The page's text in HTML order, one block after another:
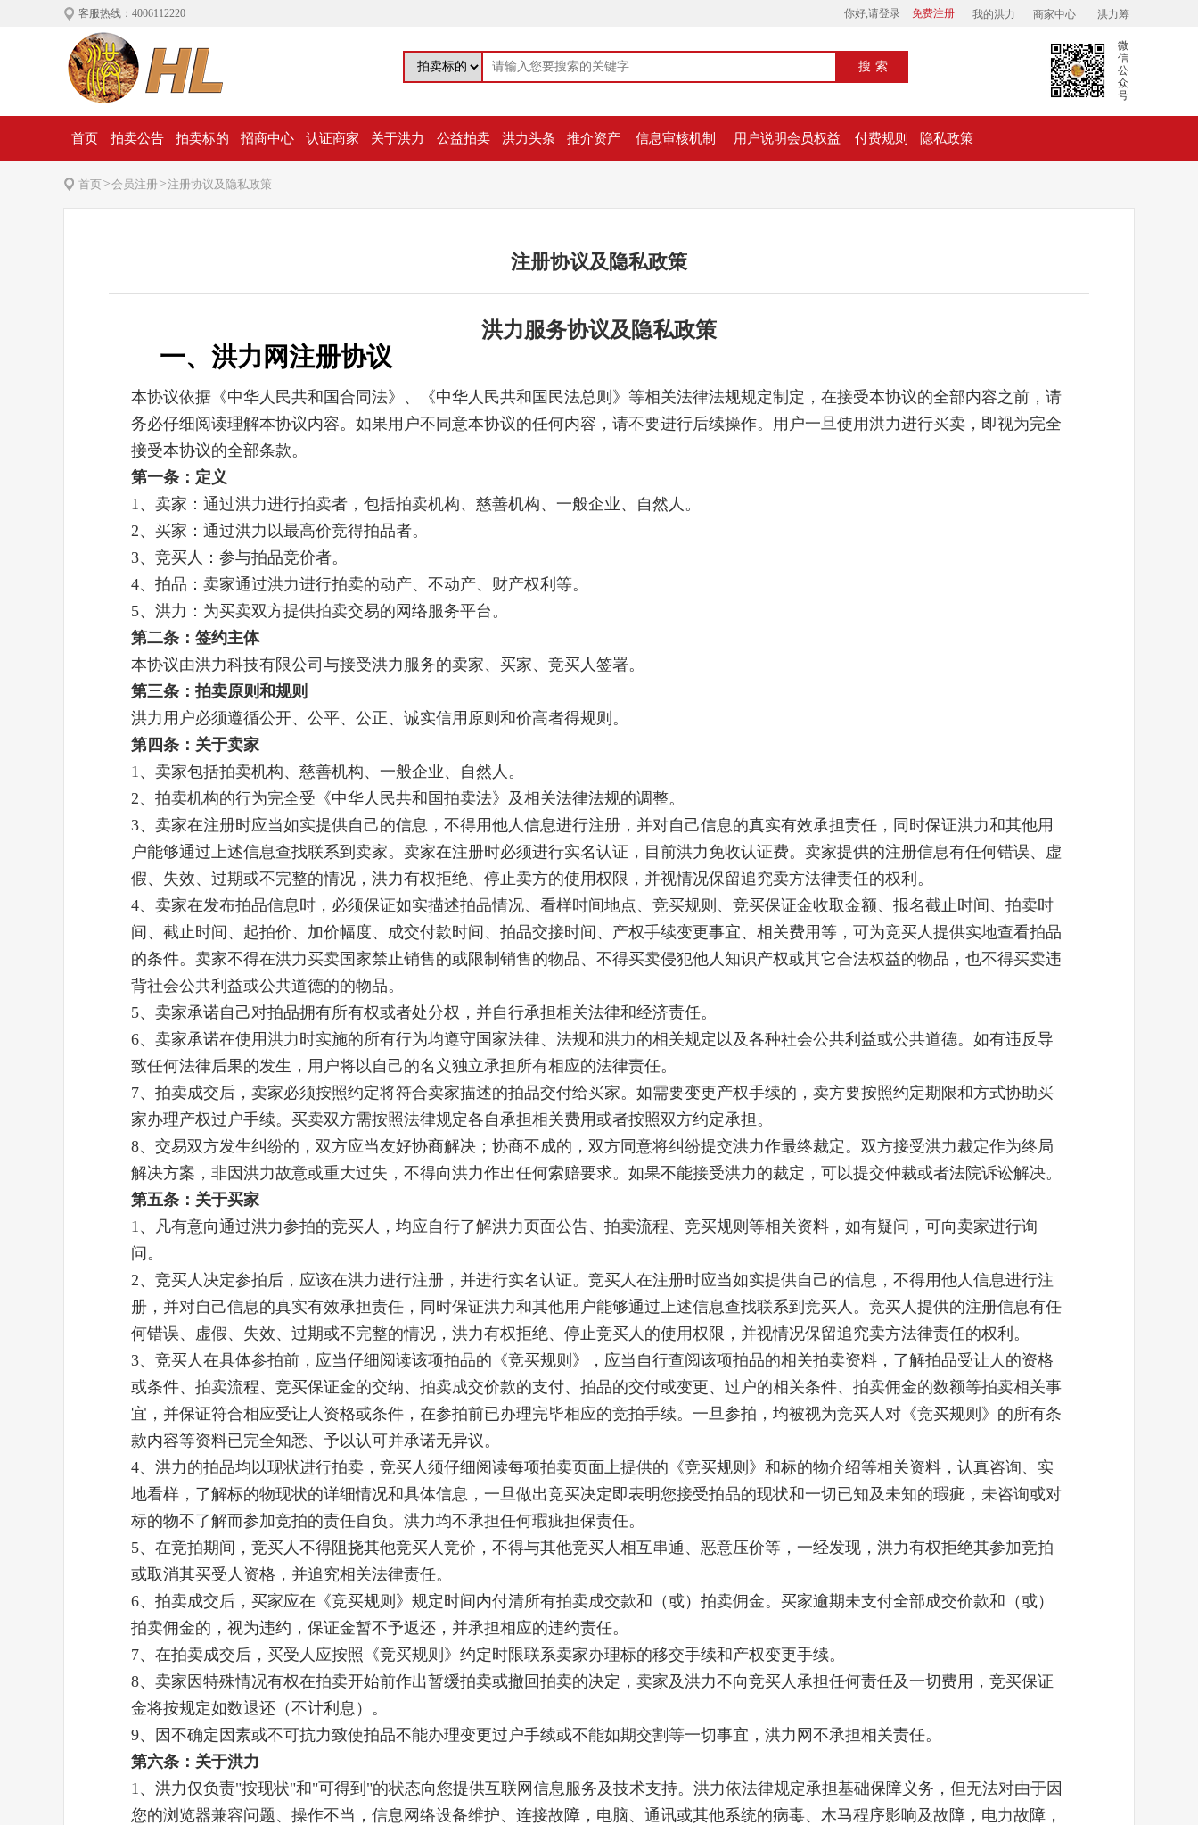
客服热线：4006112220 你好,请登录 免费注册 我的洪力 商家中心 洪力筹
搜索
微
信
公
众
号
首页 拍卖公告 拍卖标的 招商中心 认证商家 关于洪力 公益拍卖 洪力头条 推介资产 信息审核机制 用户说明会员权益 付费规则 隐私政策
首页>会员注册 >注册协议及隐私政策
注册协议及隐私政策
洪力服务协议及隐私政策
一、洪力网注册协议
本协议依据《中华人民共和国合同法》、《中华人民共和国民法总则》等相关法律法规规定制定，在接受本协议的全部内容之前，请
务必仔细阅读理解本协议内容。如果用户不同意本协议的任何内容，请不要进行后续操作。用户一旦使用洪力进行买卖，即视为完全
接受本协议的全部条款。
第一条：定义
1、卖家：通过洪力进行拍卖者，包括拍卖机构、慈善机构、一般企业、自然人。
2、买家：通过洪力以最高价竞得拍品者。
3、竞买人：参与拍品竞价者。
4、拍品：卖家通过洪力进行拍卖的动产、不动产、财产权利等。
5、洪力：为买卖双方提供拍卖交易的网络服务平台。
第二条：签约主体
本协议由洪力科技有限公司与接受洪力服务的卖家、买家、竞买人签署。
第三条：拍卖原则和规则
洪力用户必须遵循公开、公平、公正、诚实信用原则和价高者得规则。
第四条：关于卖家
1、卖家包括拍卖机构、慈善机构、一般企业、自然人。
2、拍卖机构的行为完全受《中华人民共和国拍卖法》及相关法律法规的调整。
3、卖家在注册时应当如实提供自己的信息，不得用他人信息进行注册，并对自己信息的真实有效承担责任，同时保证洪力和其他用
户能够通过上述信息查找联系到卖家。卖家在注册时必须进行实名认证，目前洪力免收认证费。卖家提供的注册信息有任何错误、虚
假、失效、过期或不完整的情况，洪力有权拒绝、停止卖方的使用权限，并视情况保留追究卖方法律责任的权利。
4、卖家在发布拍品信息时，必须保证如实描述拍品情况、看样时间地点、竞买规则、竞买保证金收取金额、报名截止时间、拍卖时
间、截止时间、起拍价、加价幅度、成交付款时间、拍品交接时间、产权手续变更事宜、相关费用等，可为竞买人提供实地查看拍品
的条件。卖家不得在洪力买卖国家禁止销售的或限制销售的物品、不得买卖侵犯他人知识产权或其它合法权益的物品，也不得买卖违
背社会公共利益或公共道德的的物品。
5、卖家承诺自己对拍品拥有所有权或者处分权，并自行承担相关法律和经济责任。
6、卖家承诺在使用洪力时实施的所有行为均遵守国家法律、法规和洪力的相关规定以及各种社会公共利益或公共道德。如有违反导
致任何法律后果的发生，用户将以自己的名义独立承担所有相应的法律责任。
7、拍卖成交后，卖家必须按照约定将符合卖家描述的拍品交付给买家。如需要变更产权手续的，卖方要按照约定期限和方式协助买
家办理产权过户手续。买卖双方需按照法律规定各自承担相关费用或者按照双方约定承担。
8、交易双方发生纠纷的，双方应当友好协商解决；协商不成的，双方同意将纠纷提交洪力作最终裁定。双方接受洪力裁定作为终局
解决方案，非因洪力故意或重大过失，不得向洪力作出任何索赔要求。如果不能接受洪力的裁定，可以提交仲裁或者法院诉讼解决。
第五条：关于买家
1、凡有意向通过洪力参拍的竞买人，均应自行了解洪力页面公告、拍卖流程、竞买规则等相关资料，如有疑问，可向卖家进行询
问。
2、竞买人决定参拍后，应该在洪力进行注册，并进行实名认证。竞买人在注册时应当如实提供自己的信息，不得用他人信息进行注
册，并对自己信息的真实有效承担责任，同时保证洪力和其他用户能够通过上述信息查找联系到竞买人。竞买人提供的注册信息有任
何错误、虚假、失效、过期或不完整的情况，洪力有权拒绝、停止竞买人的使用权限，并视情况保留追究卖方法律责任的权利。
3、竞买人在具体参拍前，应当仔细阅读该项拍品的《竞买规则》，应当自行查阅该项拍品的相关拍卖资料，了解拍品受让人的资格
或条件、拍卖流程、竞买保证金的交纳、拍卖成交价款的支付、拍品的交付或变更、过户的相关条件、拍卖佣金的数额等拍卖相关事
宜，并保证符合相应受让人资格或条件，在参拍前已办理完毕相应的竞拍手续。一旦参拍，均被视为竞买人对《竞买规则》的所有条
款内容等资料已完全知悉、予以认可并承诺无异议。
4、洪力的拍品均以现状进行拍卖，竞买人须仔细阅读每项拍卖页面上提供的《竞买规则》和标的物介绍等相关资料，认真咨询、实
地看样，了解标的物现状的详细情况和具体信息，一旦做出竞买决定即表明您接受拍品的现状和一切已知及未知的瑕疵，未咨询或对
标的物不了解而参加竞拍的责任自负。洪力均不承担任何瑕疵担保责任。
5、在竞拍期间，竞买人不得阻挠其他竞买人竞价，不得与其他竞买人相互串通、恶意压价等，一经发现，洪力有权拒绝其参加竞拍
或取消其买受人资格，并追究相关法律责任。
6、拍卖成交后，买家应在《竞买规则》规定时间内付清所有拍卖成交款和（或）拍卖佣金。买家逾期未支付全部成交价款和（或）
拍卖佣金的，视为违约，保证金暂不予返还，并承担相应的违约责任。
7、在拍卖成交后，买受人应按照《竞买规则》约定时限联系卖家办理标的移交手续和产权变更手续。
8、卖家因特殊情况有权在拍卖开始前作出暂缓拍卖或撤回拍卖的决定，卖家及洪力不向竞买人承担任何责任及一切费用，竞买保证
金将按规定如数退还（不计利息）。
9、因不确定因素或不可抗力致使拍品不能办理变更过户手续或不能如期交割等一切事宜， 洪力网 不承担相关责任。
第六条：关于洪力
1、洪力仅负责"按现状"和"可得到"的状态向您提供互联网信息服务及技术支持。洪力依法律规定承担基础保障义务，但无法对由于因
您的浏览器兼容问题、操作不当，信息网络设备维护、连接故障，电脑、通讯或其他系统的病毒、木马程序影响及故障，电力故障，